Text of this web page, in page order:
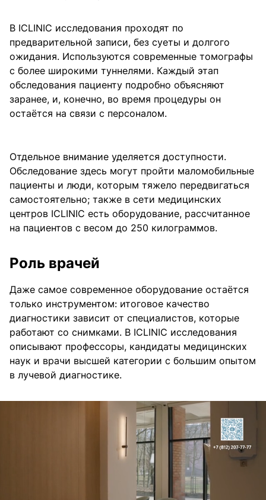
В ICLINIC исследования проходят по
предварительной записи, без суеты и долгого
ожидания. Используются современные томографы
с более широкими туннелями. Каждый этап
обследования пациенту подробно объясняют
заранее, и, конечно, во время процедуры он
остаётся на связи с персоналом.
Отдельное внимание уделяется доступности.
Обследование здесь могут пройти маломобильные
пациенты и люди, которым тяжело передвигаться
самостоятельно; также в сети медицинских
центров ICLINIC есть оборудование, рассчитанное
на пациентов с весом до 250 килограммов.
Роль врачей
Даже самое современное оборудование остаётся
только инструментом: итоговое качество
диагностики зависит от специалистов, которые
работают со снимками. В ICLINIC исследования
описывают профессоры, кандидаты медицинских
наук и врачи высшей категории с большим опытом
в лучевой диагностике.